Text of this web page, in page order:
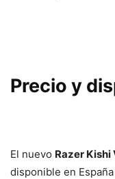
Precio y
El nuevo Razer Kishi
disponible en